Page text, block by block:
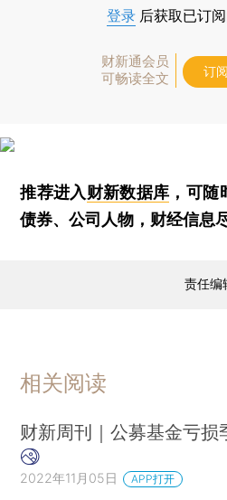
登录 后获取已订
财新通会员
可畅读全文
订
推荐进入财新数据库 ，可
债券、公司人物，财经信息
责任编
相关阅读
财新周刊｜公募基金亏损
2022年11月05日 APP打开